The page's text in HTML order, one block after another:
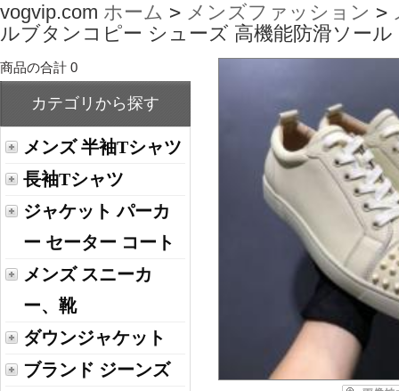
vogvip.com ホーム > メンズファッション >
ルブタンコピー シューズ 高機能防滑ソー
商品の合計 0
カテゴリから探す
メンズ 半袖Tシャツ
長袖Tシャツ
ジャケット パーカ
ー セーター コート
メンズ スニーカ
ー、靴
ダウンジャケット
ブランド ジーンズ